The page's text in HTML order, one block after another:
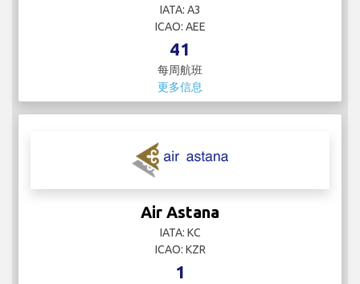
IATA: A3
ICAO: AEE
41
每周航班
更多信息
Air Astana
IATA: KC
ICAO: KZR
1